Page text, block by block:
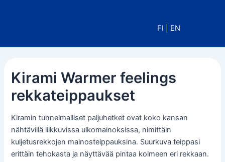
FI
EN
Kirami Warmer feelings
rekkateippaukset
Kiramin tunnelmalliset paljuhetket ovat koko kansan
nähtävillä liikkuvissa ulkomainoksissa, nimittäin
kuljetusrekkojen mainosteippauksina. Suurkuva teippasi
erittäin tehokasta ja näyttävää pintaa kolmeen eri rekkaan.